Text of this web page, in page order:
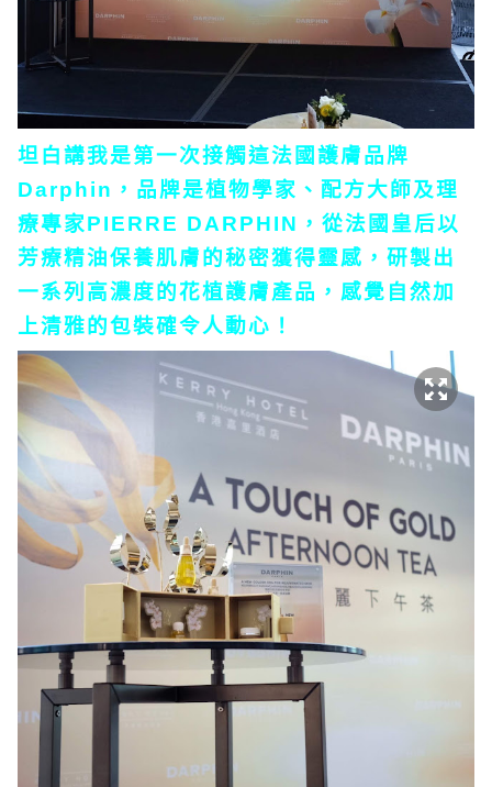
坦白講我是第一次接觸這法國護膚品牌
Darphin，品牌是植物學家、配方大師及理
療專家PIERRE DARPHIN，從法國皇后以
芳療精油保養肌膚的秘密獲得靈感，研製出
一系列高濃度的花植護膚產品，感覺自然加
上清雅的包裝確令人動心！